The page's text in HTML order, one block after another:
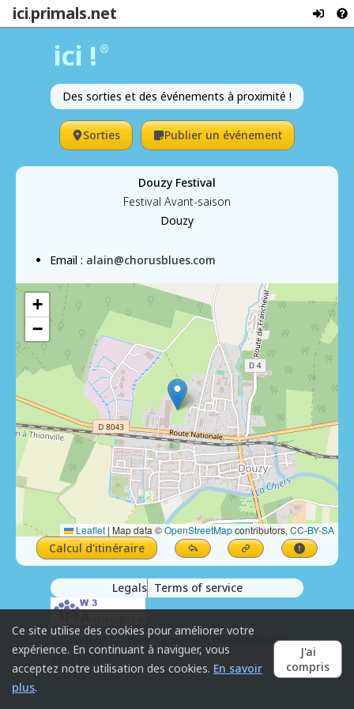
ici.primals.net
ici ! ®
Des sorties et des événements à proximité !
Sorties Publier un événement
Douzy Festival
Festival Avant-saison
Douzy
Email : alain@chorusblues.com
+
−
Leaflet | Map data ©OpenStreetMapcontributors, CC-BY-SA
Calcul d'itinéraire
Legals Terms of service
Ce site utilise des cookies pour améliorer votre
expérience. En continuant à naviguer, vous
acceptez notre utilisation des cookies. En savoir
plus.
J'ai
compris